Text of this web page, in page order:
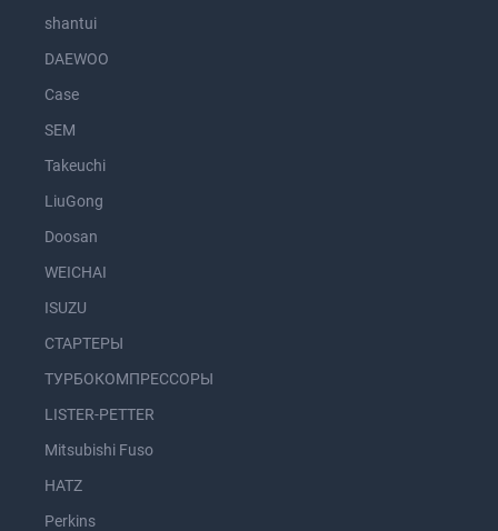
shantui
DAEWOO
Case
SEM
Takeuchi
LiuGong
Doosan
WEICHAI
ISUZU
СТАРТЕРЫ
ТУРБОКОМПРЕССОРЫ
LISTER-PETTER
Mitsubishi Fuso
HATZ
Perkins